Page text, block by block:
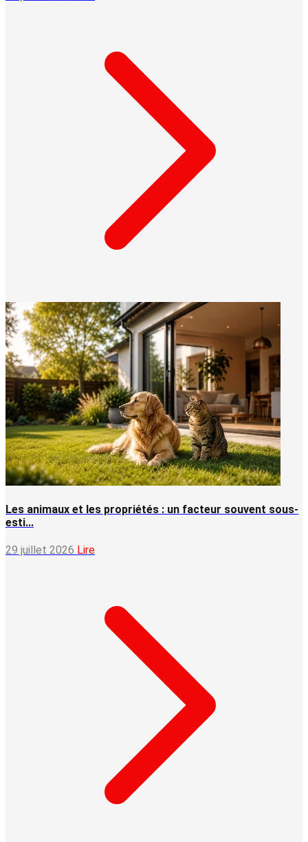
Les animaux et les propriétés : un facteur souvent sous-
esti...
29 juillet 2026 Lire